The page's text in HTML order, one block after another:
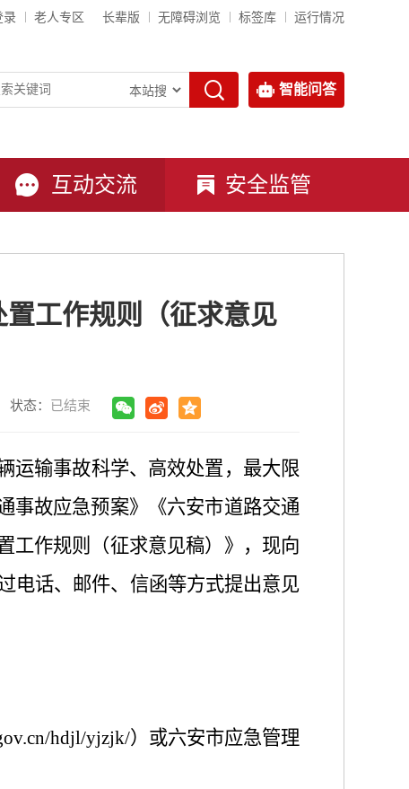
录 老人专区 长辈版 无障碍浏览 标签库 运行情况
智能问答
互动交流 安全监管
工作规则（征求意见
状态： 已结束
运输事故科学、高效处置，最大限
事故应急预案》《六安市道路交通
工作规则（征求意见稿）》，现向
电话、邮件、信函等方式提出意见
hdjl/yjzjk/）或六安市应急管理